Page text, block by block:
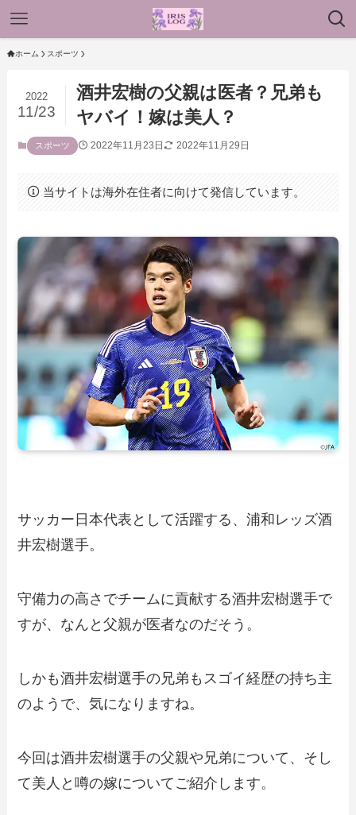
ホーム スポーツ
酒井宏樹の父親は医者？兄弟も
ヤバイ！嫁は美人？
2022
11/23
スポーツ 2022年11月23日 2022年11月29日
当サイトは海外在住者に向けて発信しています。
サッカー日本代表として活躍する、浦和レッズ酒
井宏樹選手。
守備力の高さでチームに貢献する酒井宏樹選手で
すが、なんと父親が医者なのだそう。
しかも酒井宏樹選手の兄弟もスゴイ経歴の持ち主
のようで、気になりますね。
今回は酒井宏樹選手の父親や兄弟について、そし
て美人と噂の嫁についてご紹介します。